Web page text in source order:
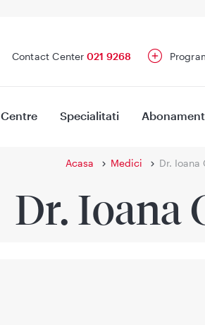
Contact Center 021 9268
Centre Specialitati
Acasa Medici Dr. Ioana
Dr. Ioana